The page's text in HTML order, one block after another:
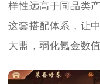
样性远高于同品类
这套搭配体系，让
大盟，弱化氪金数